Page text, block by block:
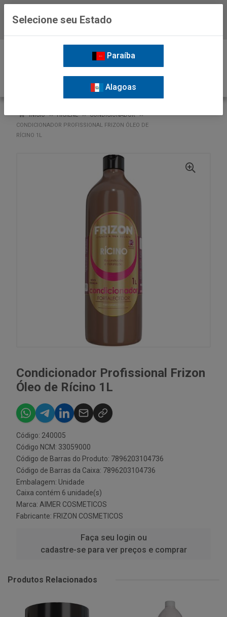
INÍCIO HIGIENE
CONDICIONADOR
CONDICIONADOR PROFISSIONAL FRIZON ÓLEO DE
RÍCINO 1L
Condicionador Profissional Frizon
Óleo de Rícino 1L
Código: 240005
Código NCM: 33059000
Código de Barras do Produto: 7896203104736
Código de Barras da Caixa: 7896203104736
Embalagem: Unidade
Caixa contém 6 unidade(s)
Marca: AIMER COSMETICOS
Fabricante: FRIZON COSMETICOS
Faça seu login ou
cadastre-se para ver preços e comprar
Produtos Relacionados
Selecione seu Estado
Paraíba
Alagoas